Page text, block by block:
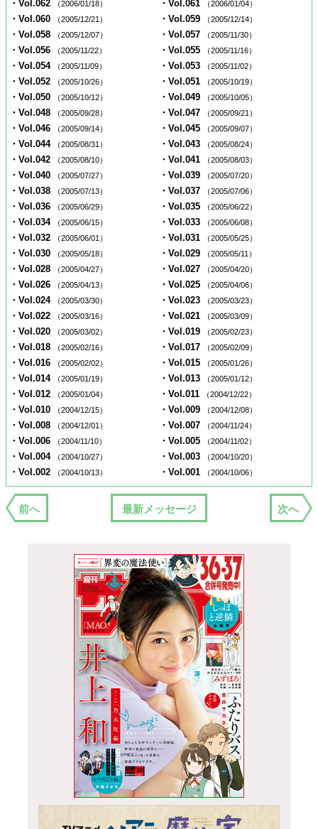
・Vol.062 （2006/01/18） ・Vol.061 （2006/01/04）
・Vol.060 （2005/12/21） ・Vol.059 （2005/12/14）
・Vol.058 （2005/12/07） ・Vol.057 （2005/11/30）
・Vol.056 （2005/11/22） ・Vol.055 （2005/11/16）
・Vol.054 （2005/11/09） ・Vol.053 （2005/11/02）
・Vol.052 （2005/10/26） ・Vol.051 （2005/10/19）
・Vol.050 （2005/10/12） ・Vol.049 （2005/10/05）
・Vol.048 （2005/09/28） ・Vol.047 （2005/09/21）
・Vol.046 （2005/09/14） ・Vol.045 （2005/09/07）
・Vol.044 （2005/08/31） ・Vol.043 （2005/08/24）
・Vol.042 （2005/08/10） ・Vol.041 （2005/08/03）
・Vol.040 （2005/07/27） ・Vol.039 （2005/07/20）
・Vol.038 （2005/07/13） ・Vol.037 （2005/07/06）
・Vol.036 （2005/06/29） ・Vol.035 （2005/06/22）
・Vol.034 （2005/06/15） ・Vol.033 （2005/06/08）
・Vol.032 （2005/06/01） ・Vol.031 （2005/05/25）
・Vol.030 （2005/05/18） ・Vol.029 （2005/05/11）
・Vol.028 （2005/04/27） ・Vol.027 （2005/04/20）
・Vol.026 （2005/04/13） ・Vol.025 （2005/04/06）
・Vol.024 （2005/03/30） ・Vol.023 （2005/03/23）
・Vol.022 （2005/03/16） ・Vol.021 （2005/03/09）
・Vol.020 （2005/03/02） ・Vol.019 （2005/02/23）
・Vol.018 （2005/02/16） ・Vol.017 （2005/02/09）
・Vol.016 （2005/02/02） ・Vol.015 （2005/01/26）
・Vol.014 （2005/01/19） ・Vol.013 （2005/01/12）
・Vol.012 （2005/01/04） ・Vol.011 （2004/12/22）
・Vol.010 （2004/12/15） ・Vol.009 （2004/12/08）
・Vol.008 （2004/12/01） ・Vol.007 （2004/11/24）
・Vol.006 （2004/11/10） ・Vol.005 （2004/11/02）
・Vol.004 （2004/10/27） ・Vol.003 （2004/10/20）
・Vol.002 （2004/10/13） ・Vol.001 （2004/10/06）
前へ 最新メッセージ 次へ